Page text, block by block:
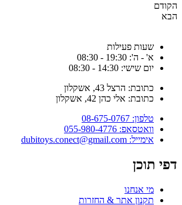
הקודם
הבא
שעות פעילות
א' - ה': 19:30 - 08:30
יום שישי: 14:30 - 08:30
כתובת: הרצל 43, אשקלון
כתובת: אלי כהן 42, אשקלון
טלפון: 08-675-0767
וואטסאפ: 055-980-4776
אימייל: dubitoys.conect@gmail.com
דפי תוכן
מי אנחנו
תקנון אתר & החזרות